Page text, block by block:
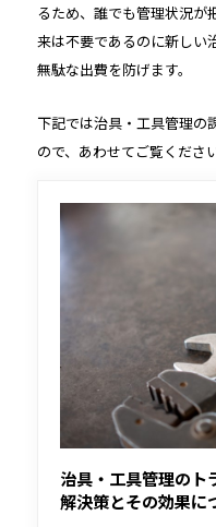
るため、誰でも管理状況が
来は不要であるのに新しい
無駄な出費を防げます。
下記では治具・工具管理の
ので、あわせてご覧ください
治具・工具管理のト
解決策とその効果に